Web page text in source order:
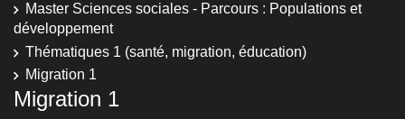
Master Sciences sociales - Parcours : Populations et
développement
Thématiques 1 (santé, migration, éducation)
Migration 1
Migration 1